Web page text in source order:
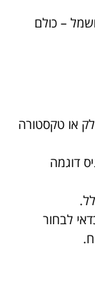
– כולם
או טקסטורה
דוגמה
לבחור